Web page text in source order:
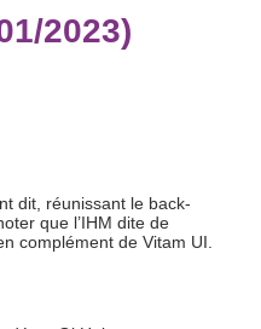
2023)
dit, réunissant le back-
que l’IHM dite de
complément de Vitam UI.